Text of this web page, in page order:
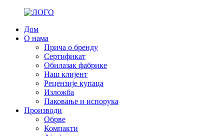
Дом
О нама
Прича о бренду
Сертификат
Обилазак фабрике
Наш клијент
Рецензије купаца
Изложба
Паковање и испорука
Производи
Обрве
Компакти